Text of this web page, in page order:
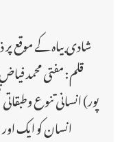
شادی بیاہ کے موقع
قلم: مفتی محمد
پور) انسانی تنوع
انسان کو ایک